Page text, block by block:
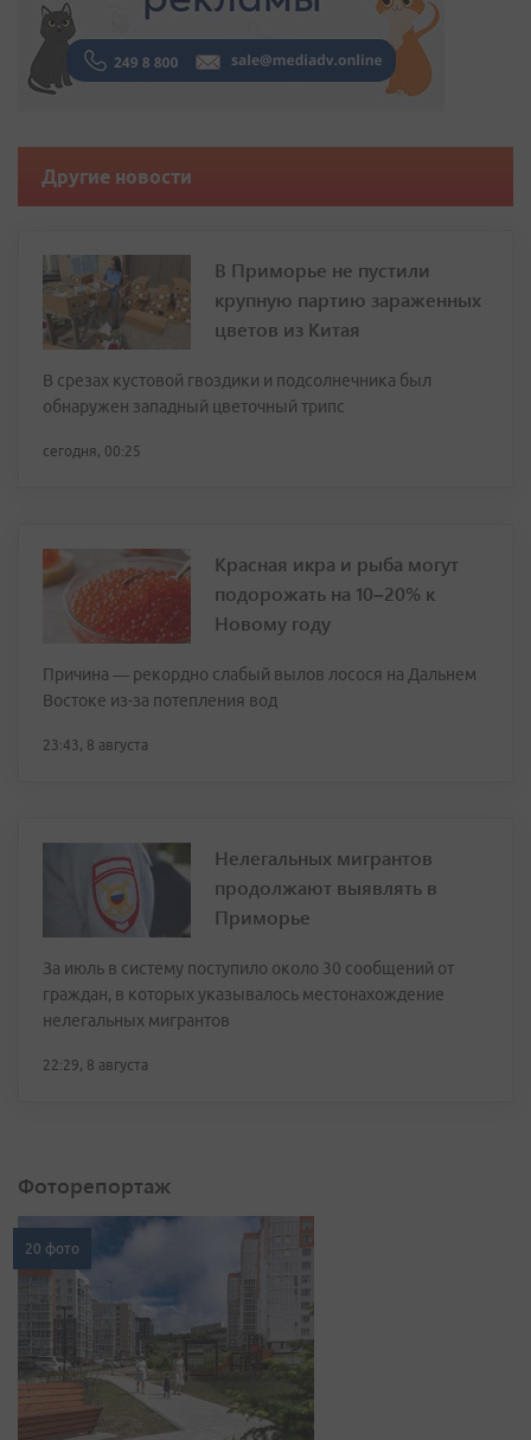
Другие новости
В Приморье не пустили
крупную партию зараженных
цветов из Китая
В срезах кустовой гвоздики и подсолнечника был
обнаружен западный цветочный трипс
сегодня, 00:25
Красная икра и рыба могут
подорожать на 10–20% к
Новому году
Причина — рекордно слабый вылов лосося на Дальнем
Востоке из-за потепления вод
23:43, 8 августа
Нелегальных мигрантов
продолжают выявлять в
Приморье
За июль в систему поступило около 30 сообщений от
граждан, в которых указывалось местонахождение
нелегальных мигрантов
22:29, 8 августа
Фоторепортаж
20 фото